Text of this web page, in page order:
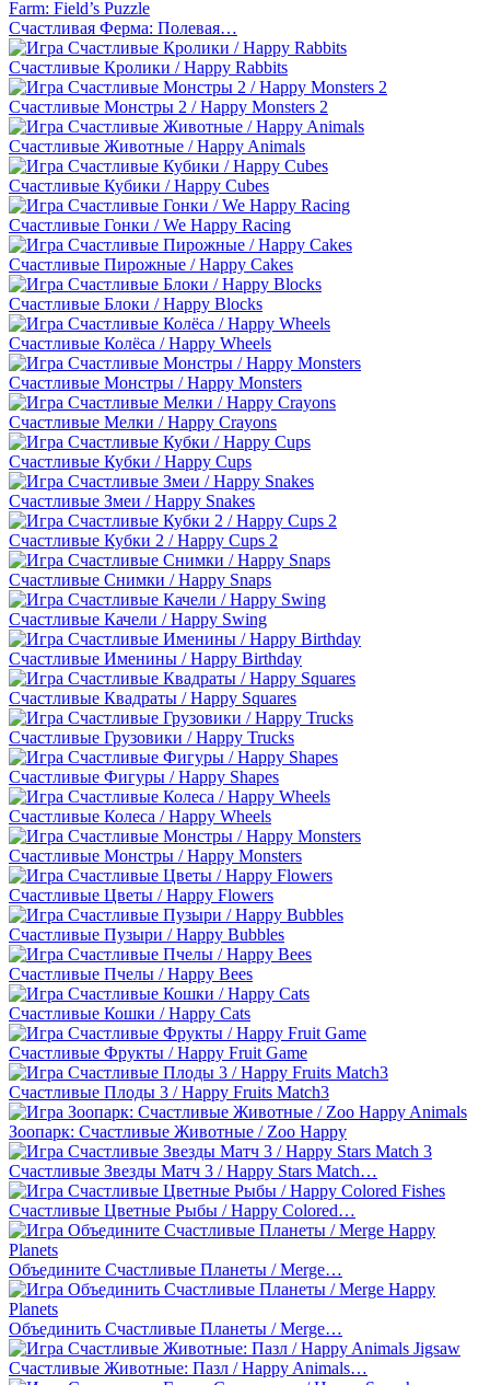
Счастливая Ферма: Полевая…
Счастливые Кролики / Happy Rabbits
Счастливые Монстры 2 / Happy Monsters 2
Счастливые Животные / Happy Animals
Счастливые Кубики / Happy Cubes
Счастливые Гонки / We Happy Racing
Счастливые Пирожные / Happy Cakes
Счастливые Блоки / Happy Blocks
Счастливые Колёса / Happy Wheels
Счастливые Монстры / Happy Monsters
Счастливые Мелки / Happy Crayons
Счастливые Кубки / Happy Cups
Счастливые Змеи / Happy Snakes
Счастливые Кубки 2 / Happy Cups 2
Счастливые Снимки / Happy Snaps
Счастливые Качели / Happy Swing
Счастливые Именины / Happy Birthday
Счастливые Квадраты / Happy Squares
Счастливые Грузовики / Happy Trucks
Счастливые Фигуры / Happy Shapes
Счастливые Колеса / Happy Wheels
Счастливые Монстры / Happy Monsters
Счастливые Цветы / Happy Flowers
Счастливые Пузыри / Happy Bubbles
Счастливые Пчелы / Happy Bees
Счастливые Кошки / Happy Cats
Счастливые Фрукты / Happy Fruit Game
Счастливые Плоды 3 / Happy Fruits Match3
Зоопарк: Счастливые Животные / Zoo Happy
Счастливые Звезды Матч 3 / Happy Stars Match…
Счастливые Цветные Рыбы / Happy Colored…
Объедините Счастливые Планеты / Merge…
Объединить Счастливые Планеты / Merge…
Счастливые Животные: Пазл / Happy Animals…